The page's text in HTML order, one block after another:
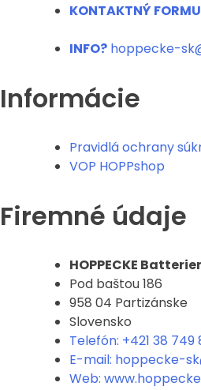
KONTAKTNÝ
INFO? hoppecke-
Informácie
Pravidlá ochrany
VOP HOPPshop
Firemné údaje
HOPPECKE
Pod baštou 186
958 04 Partizánske
Slovensko
Telefón: +421 38 749
E-mail: hoppecke-
Web: